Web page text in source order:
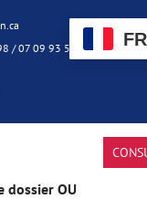
/ 07 09 93 50 85
dossier OU
FR